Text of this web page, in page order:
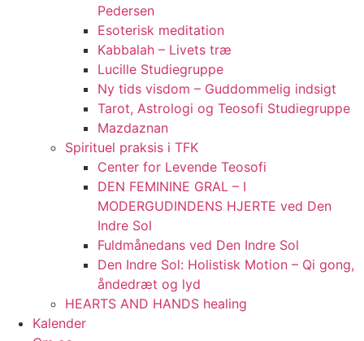
Pedersen
Esoterisk meditation
Kabbalah – Livets træ
Lucille Studiegruppe
Ny tids visdom – Guddommelig indsigt
Tarot, Astrologi og Teosofi Studiegruppe
Mazdaznan
Spirituel praksis i TFK
Center for Levende Teosofi
DEN FEMININE GRAL – I
MODERGUDINDENS HJERTE ved Den
Indre Sol
Fuldmånedans ved Den Indre Sol
Den Indre Sol: Holistisk Motion – Qi gong,
åndedræt og lyd
HEARTS AND HANDS healing
Kalender